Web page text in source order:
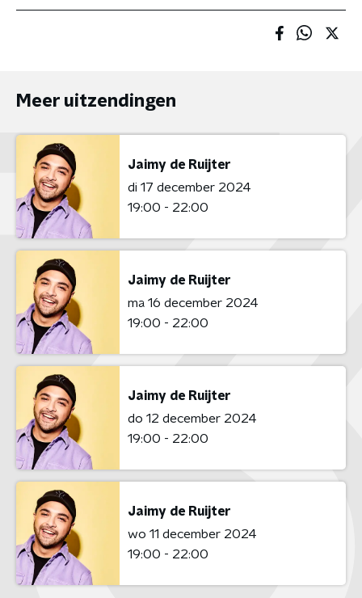
Meer uitzendingen
Jaimy de Ruijter
di 17 december 2024
19:00 - 22:00
Jaimy de Ruijter
ma 16 december 2024
19:00 - 22:00
Jaimy de Ruijter
do 12 december 2024
19:00 - 22:00
Jaimy de Ruijter
wo 11 december 2024
19:00 - 22:00